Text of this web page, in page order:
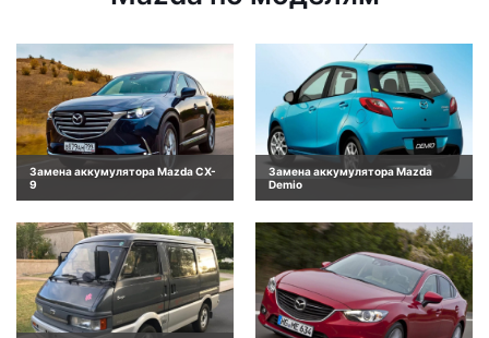
Замена аккумулятора Mazda CX-
9
Замена аккумулятора Mazda
Demio